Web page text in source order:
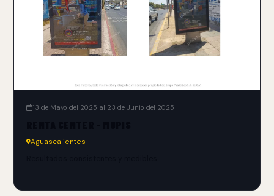
13 de Mayo del 2025 al 23 de Junio del 2025
Aguascalientes